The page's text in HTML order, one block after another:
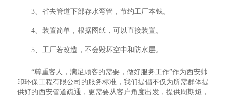
3、省去管道下部存水弯管，节约工厂本钱。
4、装置简单，根据图纸，可以直接装置。
5、工厂若改造，不会毁坏空中和防水层。
“尊重客人，满足顾客的需要，做好服务工作”作为西安帅
印环保工程有限公司的服务标准，我们提倡不仅为所需群体提
供好的西安管道疏通，更需要从客户角度出发，提供周期短，